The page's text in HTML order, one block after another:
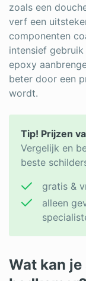
zoals een
verf een
componenten
intensief
epoxy
beter door een
wordt.
Tip! Prijzen
Vergelijk en
beste
gratis &
alleen
Wat kan